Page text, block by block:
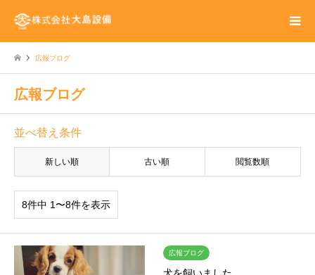
広報ブログ
広報ブログ
並べ替え条件
新しい順 古い順 閲覧数順
8件中 1〜8件を表示
広報ブログ